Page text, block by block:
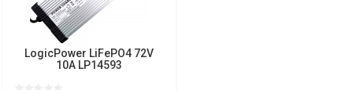
LogicPower LiFePO4 72V
10A LP14593